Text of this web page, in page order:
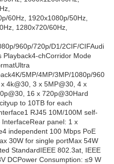
60Hz, 1920x1080p/50Hz,
1280x720/60Hz,
960p/720p/D1/2CIF/CIFAudi
Playback4-chCorridor Mode
5MP/4MP/3MP/1080p/960
4k@30, 3 x 5MP@30, 4 x
16 x 720p@30Hard
to 10TB for each
RJ45 10M/100M self-
panel: 1 x
independent 100 Mbps PoE
30W for single portMax 54W
StandardIEEE 802.3at, IEEE
DCPower Consumption: ≤9 W